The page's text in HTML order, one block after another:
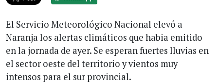
El Servicio Meteorológico Nacional elevó a
Naranja los alertas climáticos que habia emitido
en la jornada de ayer. Se esperan fuertes lluvias en
el sector oeste del territorio y vientos muy
intensos para el sur provincial.